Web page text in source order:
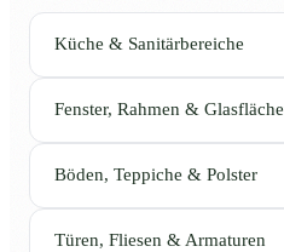
Küche & Sanitärbereiche
Fenster, Rahmen &
Böden, Teppiche & Polster
Türen, Fliesen & Armaturen